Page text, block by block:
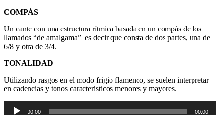
COMPÁS
Un cante con una estructura rítmica basada en un compás de los
llamados “de amalgama”, es decir que consta de dos partes, una de
6/8 y otra de 3/4.
TONALIDAD
Utilizando rasgos en el modo frigio flamenco, se suelen interpretar
en cadencias y tonos característicos menores y mayores.
Reproductor
00:00 00:00